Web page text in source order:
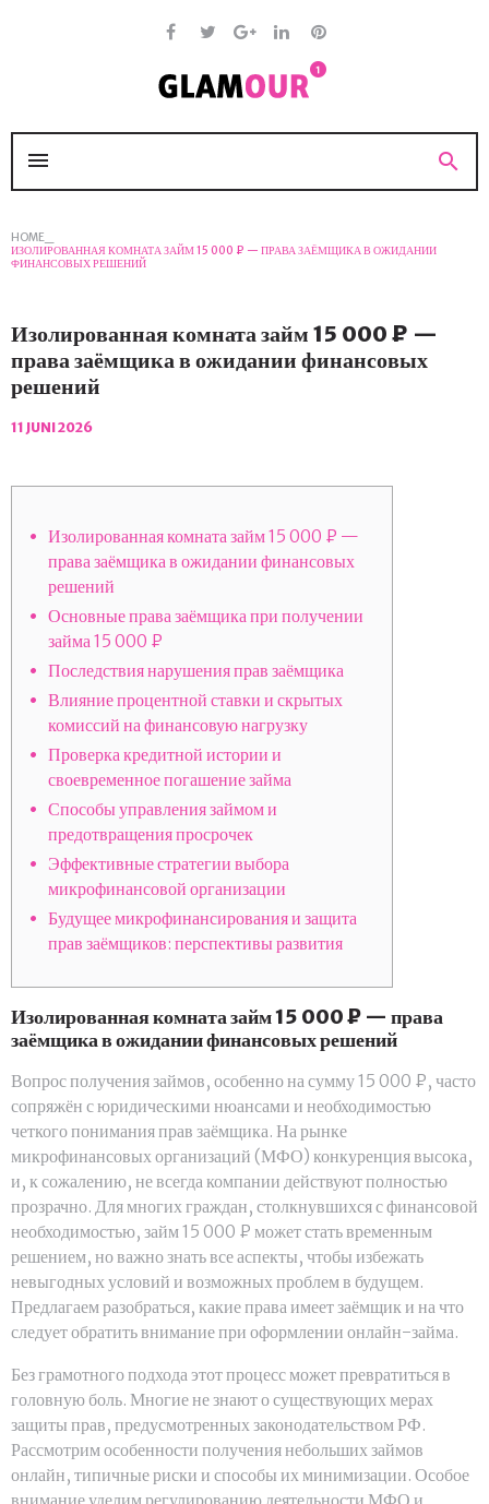
+
LinkedinPinterest
search
menu
HOME
ИЗОЛИРОВАННАЯ КОМНАТА ЗАЙМ 15 000 ₽ — ПРАВА ЗАЁМЩИКА В ОЖИДАНИИ
ФИНАНСОВЫХ РЕШЕНИЙ
Изолированная комната займ 15 000 ₽ —
права заёмщика в ожидании финансовых
решений
11 JUNI 2026
Изолированная комната займ 15 000 ₽ —
права заёмщика в ожидании финансовых
решений
Основные права заёмщика при получении
займа 15 000 ₽
Последствия нарушения прав заёмщика
Влияние процентной ставки и скрытых
комиссий на финансовую нагрузку
Проверка кредитной истории и
своевременное погашение займа
Способы управления займом и
предотвращения просрочек
Эффективные стратегии выбора
микрофинансовой организации
Будущее микрофинансирования и защита
прав заёмщиков: перспективы развития
Изолированная комната займ 15 000 ₽ — права
заёмщика в ожидании финансовых решений
Вопрос получения займов, особенно на сумму 15 000 ₽, часто
сопряжён с юридическими нюансами и необходимостью
четкого понимания прав заёмщика. На рынке
микрофинансовых организаций (МФО) конкуренция высока,
и, к сожалению, не всегда компании действуют полностью
прозрачно. Для многих граждан, столкнувшихся с финансовой
необходимостью, займ 15 000 ₽ может стать временным
решением, но важно знать все аспекты, чтобы избежать
невыгодных условий и возможных проблем в будущем.
Предлагаем разобраться, какие права имеет заёмщик и на что
следует обратить внимание при оформлении онлайн-займа.
Без грамотного подхода этот процесс может превратиться в
головную боль. Многие не знают о существующих мерах
защиты прав, предусмотренных законодательством РФ.
Рассмотрим особенности получения небольших займов
онлайн, типичные риски и способы их минимизации. Особое
внимание уделим регулированию деятельности МФО и